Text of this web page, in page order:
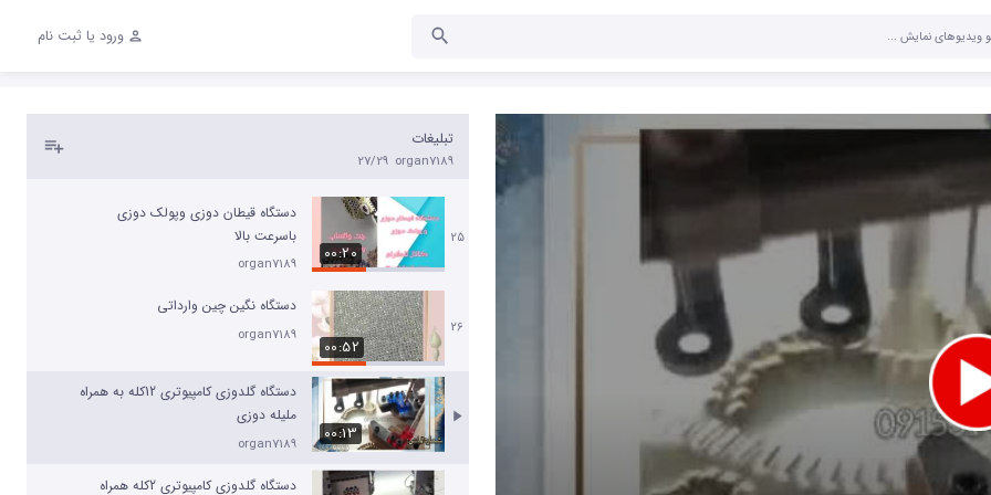
ورود یا ثبت نام
تبلیغات
organ7189
27/29
دستگاه مرواریدزن پیشرفته باسرعت بالا
24
دستگاه پیشرفته دو قیطان جهت کار و
25
00:20
دستگاه قیطان دوزی وپولک دوزی
باسرعت بالا
organ7189
26
00:52
دستگاه نگین چین وارداتی
organ7189
00:13
دستگاه گلدوزی کامپیوتری 12کله به همراه
ملیله دوزی
organ7189
دستگاه گلدوزی کامپیوتری 2کله همراه